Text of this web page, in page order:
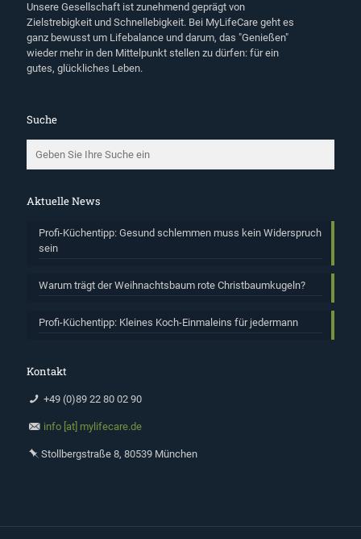
Unsere Gesellschaft ist zunehmend geprägt von
Zielstrebigkeit und Schnellebigkeit. Bei MyLifeCare geht es
ganz bewusst um Lifebalance und darum, das "Genießen"
wieder mehr in den Mittelpunkt stellen zu dürfen: für ein
gutes, glückliches Leben.
Suche
Aktuelle News
Profi-Küchentipp: Gesund schlemmen muss kein Widerspruch
sein
Warum trägt der Weihnachtsbaum rote Christbaumkugeln?
Profi-Küchentipp: Kleines Koch-Einmaleins für jedermann
Kontakt
+49 (0)89 22 80 02 90
info [at] mylifecare.de
Stollbergstraße 8, 80539 München